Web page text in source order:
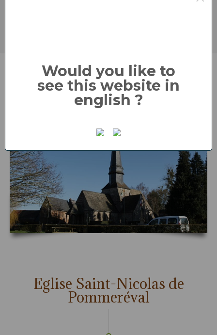
Eglise Saint-Nicolas de
Pommeréval
Would you like to
see this website in
english ?